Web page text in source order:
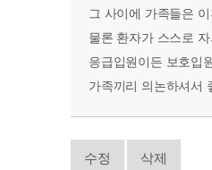
그 사이에 가족들은
물론 환자가 스스로
응급입원이든 보호입
가족끼리 의논하셔서
수정 삭제